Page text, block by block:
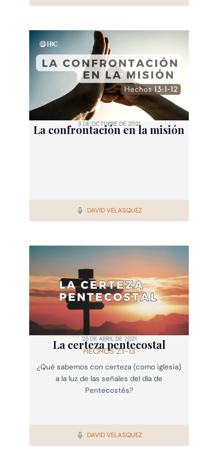
3 DE OCTUBRE DE 2021
La confrontación en la misión
DAVID VELASQUEZ
25 DE ABRIL DE 2021
La certeza pentecostal
HECHOS 2:1-13
¿Qué sabemos con certeza (como iglesia)
a la luz de las señales del día de
Pentecostés?
DAVID VELASQUEZ